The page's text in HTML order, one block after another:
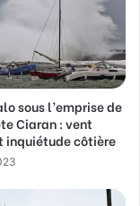
sous l’emprise de
Ciaran : vent
inquiétude côtière